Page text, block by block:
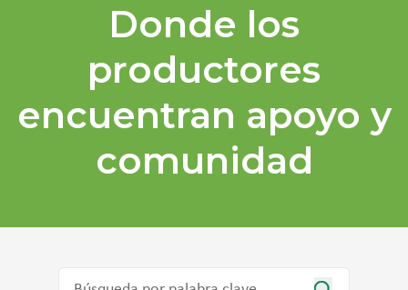
Donde los
productores
encuentran apoyo y
comunidad